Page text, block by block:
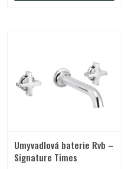
Umyvadlová baterie Rvb –
Signature Times